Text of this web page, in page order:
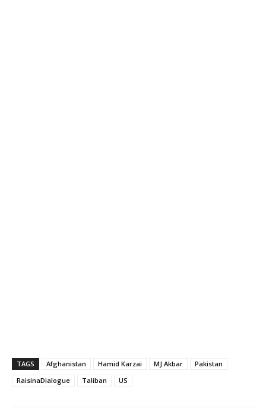
TAGS Afghanistan Hamid Karzai MJ Akbar
Pakistan
RaisinaDialogue
Taliban US